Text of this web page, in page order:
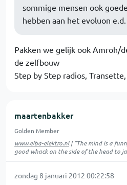
sommige mensen ook
hebben aan het evoluon e.d.
Pakken we gelijk ook Amroh/
de zelfbouw
Step by Step radios,
maartenbakker
Golden Member
www.elba-elektro.nl| "The mind is a
good whack on the side of the head to
zondag 8 januari 2012 00:22:58